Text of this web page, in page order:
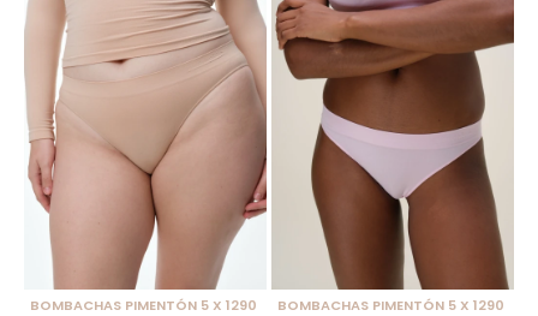
BOMBACHAS PIMENTÓN 5 X 1290
BOMBACHAS PIMENTÓN 5 X 1290